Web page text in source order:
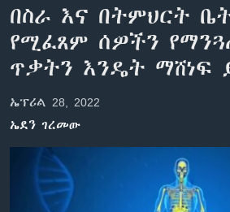
ወደ
ዋናው
ይዘት
እለፍ
ወደ
ዋናው
አሜሪካ
ከምሽቱ ሦስት ሰዓት የአማርኛ ዜና
ቪዲዮ
ክምችት
Learning English
ይከተሉን
በስራ እና በትምህርት
የሚፈጸም ሰዎችን
ጥቃትን እንዴት ማሸነፍ
ኤፕሪል 28, 2022
ኤደን ገረመው